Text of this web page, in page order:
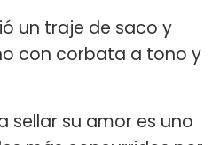
un traje de saco y
con corbata a tono y
sellar su amor es uno